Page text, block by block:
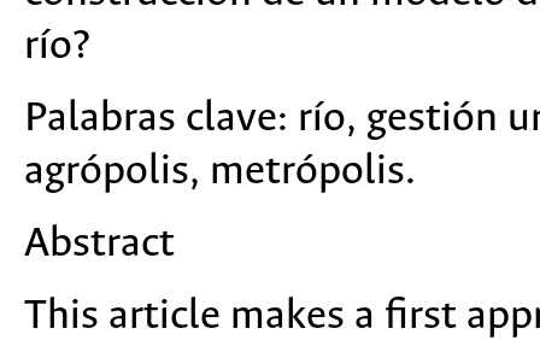
río?
Palabras clave: río, gestión
agrópolis, metrópolis.
Abstract
This article makes a first